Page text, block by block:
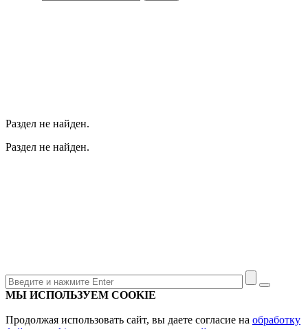
Раздел не найден.
Раздел не найден.
МЫ ИСПОЛЬЗУЕМ COOKIE
Продолжая использовать сайт, вы даете согласие на обработку